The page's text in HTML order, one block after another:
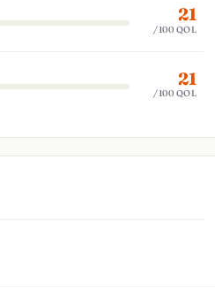
21
/100 QOL
21
/100 QOL